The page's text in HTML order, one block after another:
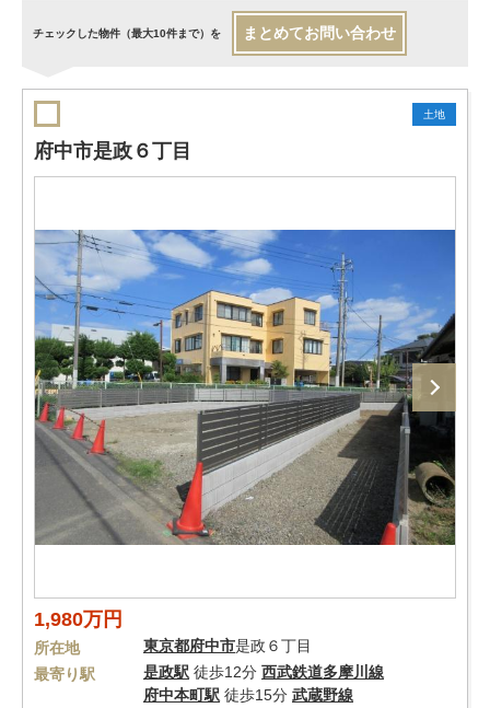
チェックした物件（最大10件まで）を まとめてお問い合わせ
土地
府中市是政６丁目
1,980万円
所在地 東京都府中市是政６丁目
最寄り駅
是政駅 徒歩12分 西武鉄道多摩川線
府中本町駅 徒歩15分 武蔵野線